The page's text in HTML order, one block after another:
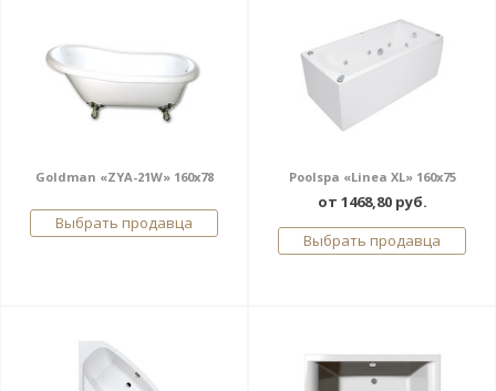
Goldman «ZYA-21W» 160x78
Выбрать продавца
Poolspa «Linea XL» 160x75
от 1468,80 руб.
Выбрать продавца